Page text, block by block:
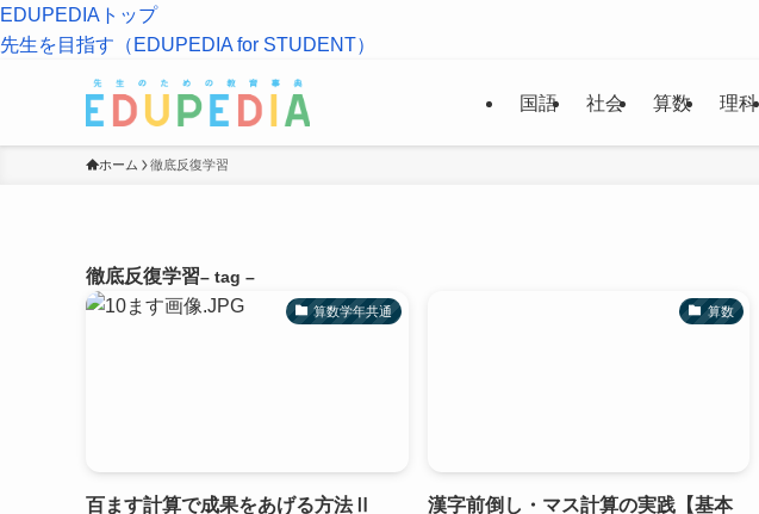
EDUPEDIAトップ
先生を目指す（EDUPEDIA for STUDENT）
国語 社会 算数 理科
ホーム 徹底反復学習
徹底反復学習– tag –
算数学年共通
百ます計算で成果をあげる方法Ⅱ
算数
漢字前倒し・マス計算の実践【基本